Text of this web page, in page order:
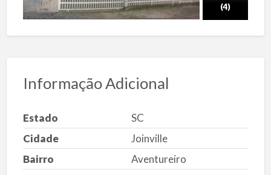
(4)
Informação Adicional
Estado
SC
Cidade
Joinville
Bairro
Aventureiro